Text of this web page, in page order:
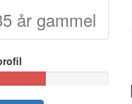
år gammel